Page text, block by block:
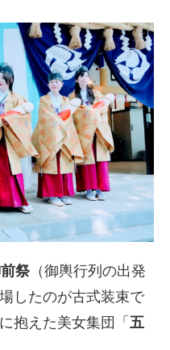
祭（御輿行列の出発
したのが古式装束で
抱えた美女集団「 五